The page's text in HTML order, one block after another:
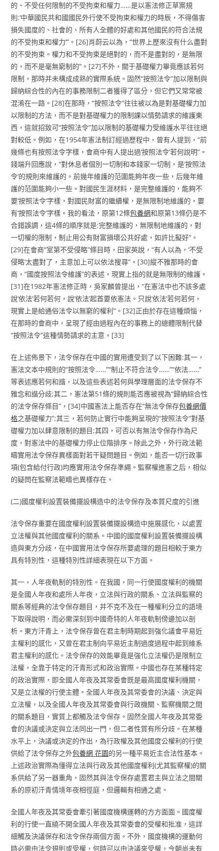
的、不受任何限制的不受拘束和權力……是以憲法修正草案規
則:‘中華國民共和國國民外行使不受拘束和權力的時辰，不得傷害
損失國度的、社會的、所有人全體的好處和其他國民的符合法規
的不受拘束和權力’”。[26]肖蔚云以為，“世界上歷來沒有什么盡對
的不受拘束。權力和不受拘束是絕對的，而不是盡對的，是無限
的，而不是毫無窮制的”。[27]不外，關于基礎權力畢竟應該若何
限制，那時并未構成成熟的實際系統。固然“按照法令”加以限制與
歸納綜合性的內在的事務限制二者獲得了區分，但它們又常常被
混淆在一路。[28]在那時，“按照法令”往往被以為是對基礎權力加
以限制的方法，而不是對基礎權力的限制課以情勢請求的維護東
西，這就招致可“按照法令”加以限制的基礎權力受維護水平往往絕
對較低。例如，在1954年憲法制訂經過歷程中，曾有人提到，“前
幾條也有按照法令字樣，會商中有人提出過‘按照法令’若何說明”。
錢端升回應說，“對休息者個別一切制和本錢家一切制，是‘按照法
令’的規則來維護的。前幾年維護的范圍能夠年夜一些，后幾年維
護的范圍能夠小一些。對國民生涯材料，是完整維護的，能夠不
要‘按照法令’字樣，對國民財富的繼續權，是無限制地維護的，要
有‘按照法令’字樣。我的看法，原第12條包養網和原第13條仍是不
合錯誤調，這4條的順序就是:完整維護的，無限制地維護的，對
一切權的限制，制止用公有財富損壞公共好處，如許比擬好”。
[29]在會商“室第不受侵略”條目時，田家英說，“有人以為，‘不受
侵略’太盡對了，主意加上可以依法搜尋”。[30]縱不雅那時的會
商，“國度按照法令維護”的表述，現實上指的就是無限制的維護。
[31]在1982年憲法修正時，吳家麟曾提出，“在憲法中也不該多處
說‘依法’若何若何，說‘依法’起首要依憲法。只說‘依法’若何若何，
現實上是給通俗法令以無窮的權利”。[32]正由於存在這種煩惱，
在那時的會商中，呈現了經由過程內在的事務上的總體限制代替
“按照法令”這種情勢請求的主意。[33]
在上述佈景下，法令保存在中國的實用遭受到了以下困難:其一，
憲法文本中規則的“按照法令……”“制止不符合法令……”“依法……”
等表述應若何和諧，以及這些表述若何與學理層面的法令保存不
雅念和諧分歧;其二，憲法第51條的規則能否應被視為“歸納綜合性
的法令保存條目”，[34]中國憲法上能否存在“無法令保存包養網價
格之基礎權力”;其三，若何防止實行中能夠呈現的“按照法令”對基
礎權力加以肆意限制的題目;其四，可否以有無法令保存作為尺
度，對憲法中的基礎權力停止位階排序。除此之外，外行政法範
疇實用法令保存異樣面對若干疑問題目。例如，能否一切行政事
項(包含給付行政)均應實用法令保存準繩。監察權進憲之后，相似
的疑問在監察法範疇也異樣存在。
(二)國度權利設置裝備擺設構造中的法令保存及本質尺度的引進
法令保存重要在國度權利設置裝備擺設構造中施展感化，以處置
立法權與其他國度權利的關系。中國的國度權利設置裝備擺設構
造與東方分歧，在中國實用法令保存所要處理的題目相較于東方
具有特別性，這種特別性詳細表現在以下方面。
其一，人年夜軌制的特別性。在我國，同一行使國度權利的機關
是全國人年夜和處所人年夜，立法與行政的關系、立法與監察的
關系等經典的法令保存題目，并不克不及在一種權利分立的語境
下取得說明，而必需深刻到中國奇特的人年夜軌制傍邊加以剖
析。東方汗青上，法令保存曾在君主制時期起到強化議會平易近
主權利的感化，又曾在君主制向平易近主制過度過程中起到維系
君主權利的感化。法令保存的效能畢竟是強化立法權仍是限制立
法權，全靠于特定的汗青形式和政治實際。中國也存在某種特定
的政治實際，即全國人年夜及其常委會既是最高國度權利機關，
又是立法權的行使主體。全國人年夜及其常委會的決議、決定與
立法權，以及全國人年夜及其常委會與行政機關、監察機關之間
的關系題目，實質上都觸及法令保存。固然全國人年夜及其常委
會的決議或決定與立法同出一門，但二者性質有所分歧。在某種
水平上，決議或決定的作出，為行政權及其他國度公權利的行使
供給了法令保存之外包養網 花園的另一種平易近主合法性基本。
上述政治實際為懂得立法與行政及其他國度權利(尤其監察權)的關
系供給了另一器重角，固然其與法令保存處置君主與立法之間關
系的原初汗青情境年夜相徑庭，但邏輯有相通之處。
全國人年夜及其常委會牽引著國度機構運轉的方方面面。國度權
利的行使一直繞不開全國人年夜及其常委會的受權和批准，這詳
細觸及決議保存和法令保存兩個方面。不外，國度機構的運動何
時必需由法令規則或受權，何時可以由決議來受權，今朝尚未有